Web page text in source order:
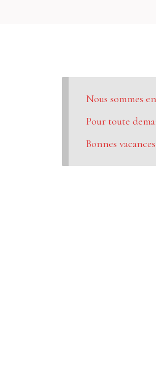
Nous sommes
Pour toute
Bonnes